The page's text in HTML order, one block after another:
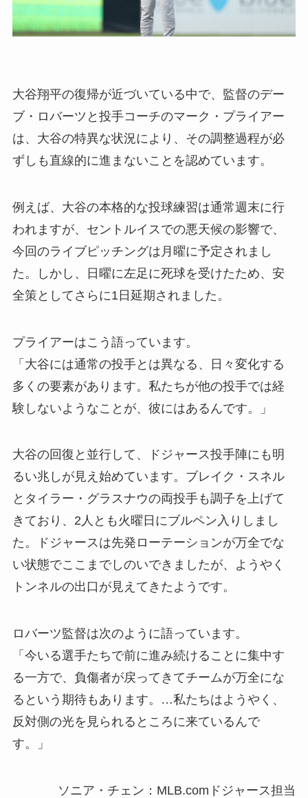
大谷翔平の復帰が近づいている中で、監督のデー
ブ・ロバーツと投手コーチのマーク・プライアー
は、大谷の特異な状況により、その調整過程が必
ずしも直線的に進まないことを認めています。
例えば、大谷の本格的な投球練習は通常週末に行
われますが、セントルイスでの悪天候の影響で、
今回のライブピッチングは月曜に予定されまし
た。しかし、日曜に左足に死球を受けたため、安
全策としてさらに1日延期されました。
プライアーはこう語っています。
「大谷には通常の投手とは異なる、日々変化する
多くの要素があります。私たちが他の投手では経
験しないようなことが、彼にはあるんです。」
大谷の回復と並行して、ドジャース投手陣にも明
るい兆しが見え始めています。ブレイク・スネル
とタイラー・グラスナウの両投手も調子を上げて
きており、2人とも火曜日にブルペン入りしまし
た。ドジャースは先発ローテーションが万全でな
い状態でここまでしのいできましたが、ようやく
トンネルの出口が見えてきたようです。
ロバーツ監督は次のように語っています。
「今いる選手たちで前に進み続けることに集中す
る一方で、負傷者が戻ってきてチームが万全にな
るという期待もあります。…私たちはようやく、
反対側の光を見られるところに来ているんで
す。」
ソニア・チェン：MLB.comドジャース担当